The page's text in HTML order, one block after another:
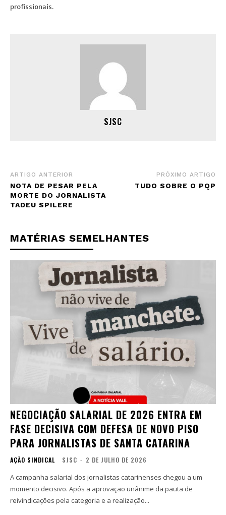
profissionais.
SJSC
ARTIGO ANTERIOR
NOTA DE PESAR PELA
MORTE DO JORNALISTA
TADEU SPILERE
PRÓXIMO ARTIGO
TUDO SOBRE O PQP
MATÉRIAS SEMELHANTES
NEGOCIAÇÃO SALARIAL DE 2026 ENTRA EM
FASE DECISIVA COM DEFESA DE NOVO PISO
PARA JORNALISTAS DE SANTA CATARINA
AÇÃO SINDICAL SJSC - 2 DE JULHO DE 2026
A campanha salarial dos jornalistas catarinenses chegou a um
momento decisivo. Após a aprovação unânime da pauta de
reivindicações pela categoria e a realização...